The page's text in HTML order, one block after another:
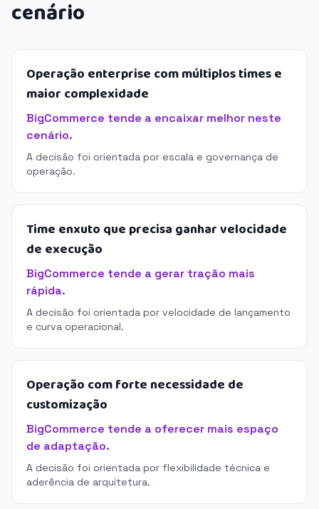
cenário
Operação enterprise com múltiplos times e
maior complexidade
BigCommerce tende a encaixar melhor neste
cenário.
A decisão foi orientada por escala e governança de
operação.
Time enxuto que precisa ganhar velocidade
de execução
BigCommerce tende a gerar tração mais
rápida.
A decisão foi orientada por velocidade de lançamento
e curva operacional.
Operação com forte necessidade de
customização
BigCommerce tende a oferecer mais espaço
de adaptação.
A decisão foi orientada por flexibilidade técnica e
aderência de arquitetura.